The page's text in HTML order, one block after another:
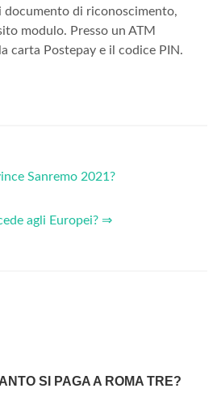
documento di riconoscimento,
modulo. Presso un ATM
carta Postepay e il codice PIN.
Sanremo 2021?
agli Europei? ⇒
SI PAGA A ROMA TRE?